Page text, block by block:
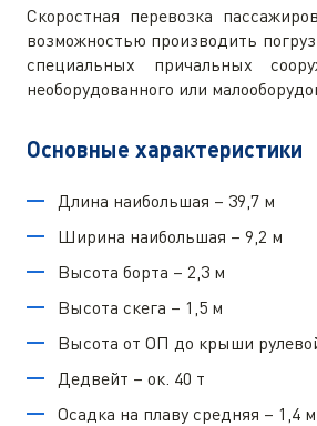
Скоростная перевозка
возможностью производить
специальных причальных
необорудованного или
Основные характеристики
Длина наибольшая – 39,7 м
Ширина наибольшая – 9,2 м
Высота борта – 2,3 м
Высота скега – 1,5 м
Высота от ОП до крыши
Дедвейт – ок. 40 т
Осадка на плаву средняя – 1,4 м